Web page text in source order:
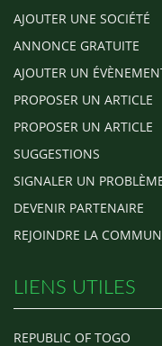
AJOUTER UNE SOCIÉTÉ
ANNONCE GRATUITE
AJOUTER UN
PROPOSER UN ARTICLE
PROPOSER UN ARTICLE
SUGGESTIONS
SIGNALER UN
DEVENIR PARTENAIRE
REJOINDRE LA
LIENS UTILES
REPUBLIC OF TOGO